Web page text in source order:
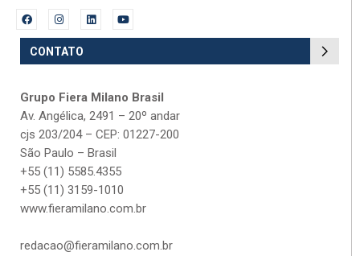
CONTATO
Grupo Fiera Milano Brasil
Av. Angélica, 2491 – 20º andar
cjs 203/204 – CEP: 01227-200
São Paulo – Brasil
+55 (11) 5585.4355
+55 (11) 3159-1010
www.fieramilano.com.br
redacao@fieramilano.com.br